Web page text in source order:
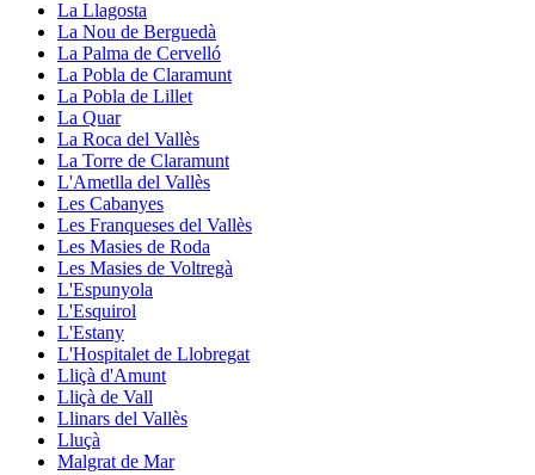
La Llagosta
La Nou de Berguedà
La Palma de Cervelló
La Pobla de Claramunt
La Pobla de Lillet
La Quar
La Roca del Vallès
La Torre de Claramunt
L'Ametlla del Vallès
Les Cabanyes
Les Franqueses del Vallès
Les Masies de Roda
Les Masies de Voltregà
L'Espunyola
L'Esquirol
L'Estany
L'Hospitalet de Llobregat
Lliçà d'Amunt
Lliçà de Vall
Llinars del Vallès
Lluçà
Malgrat de Mar